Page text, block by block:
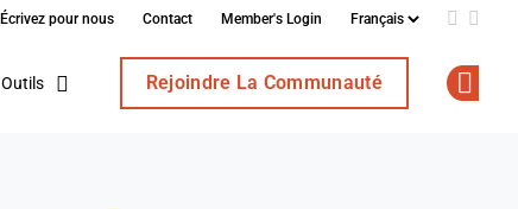
Écrivez pour nous Contact Member's Login Add us
Outils Rejoindre La Communauté